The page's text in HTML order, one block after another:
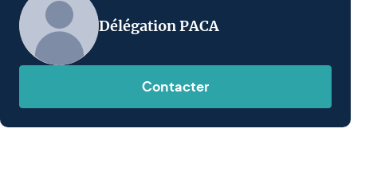
Délégation PACA
Contacter